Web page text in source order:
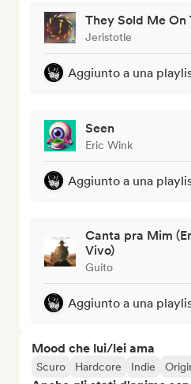
They Sold Me On
Jeristotle
Aggiunto a una
Seen
Eric Wink
Aggiunto a una
Canta pra Mim
Vivo)
Guito
Aggiunto a una
Mood che lui/lei ama
Scuro Hardcore Indie